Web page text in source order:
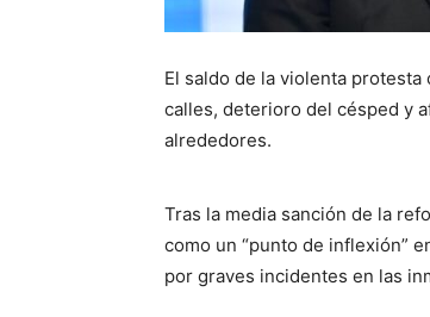
El saldo de la violenta
calles, deterioro del césped y
alrededores.
Tras la media sanción de la
como un “punto de inflexión”
por graves incidentes en las